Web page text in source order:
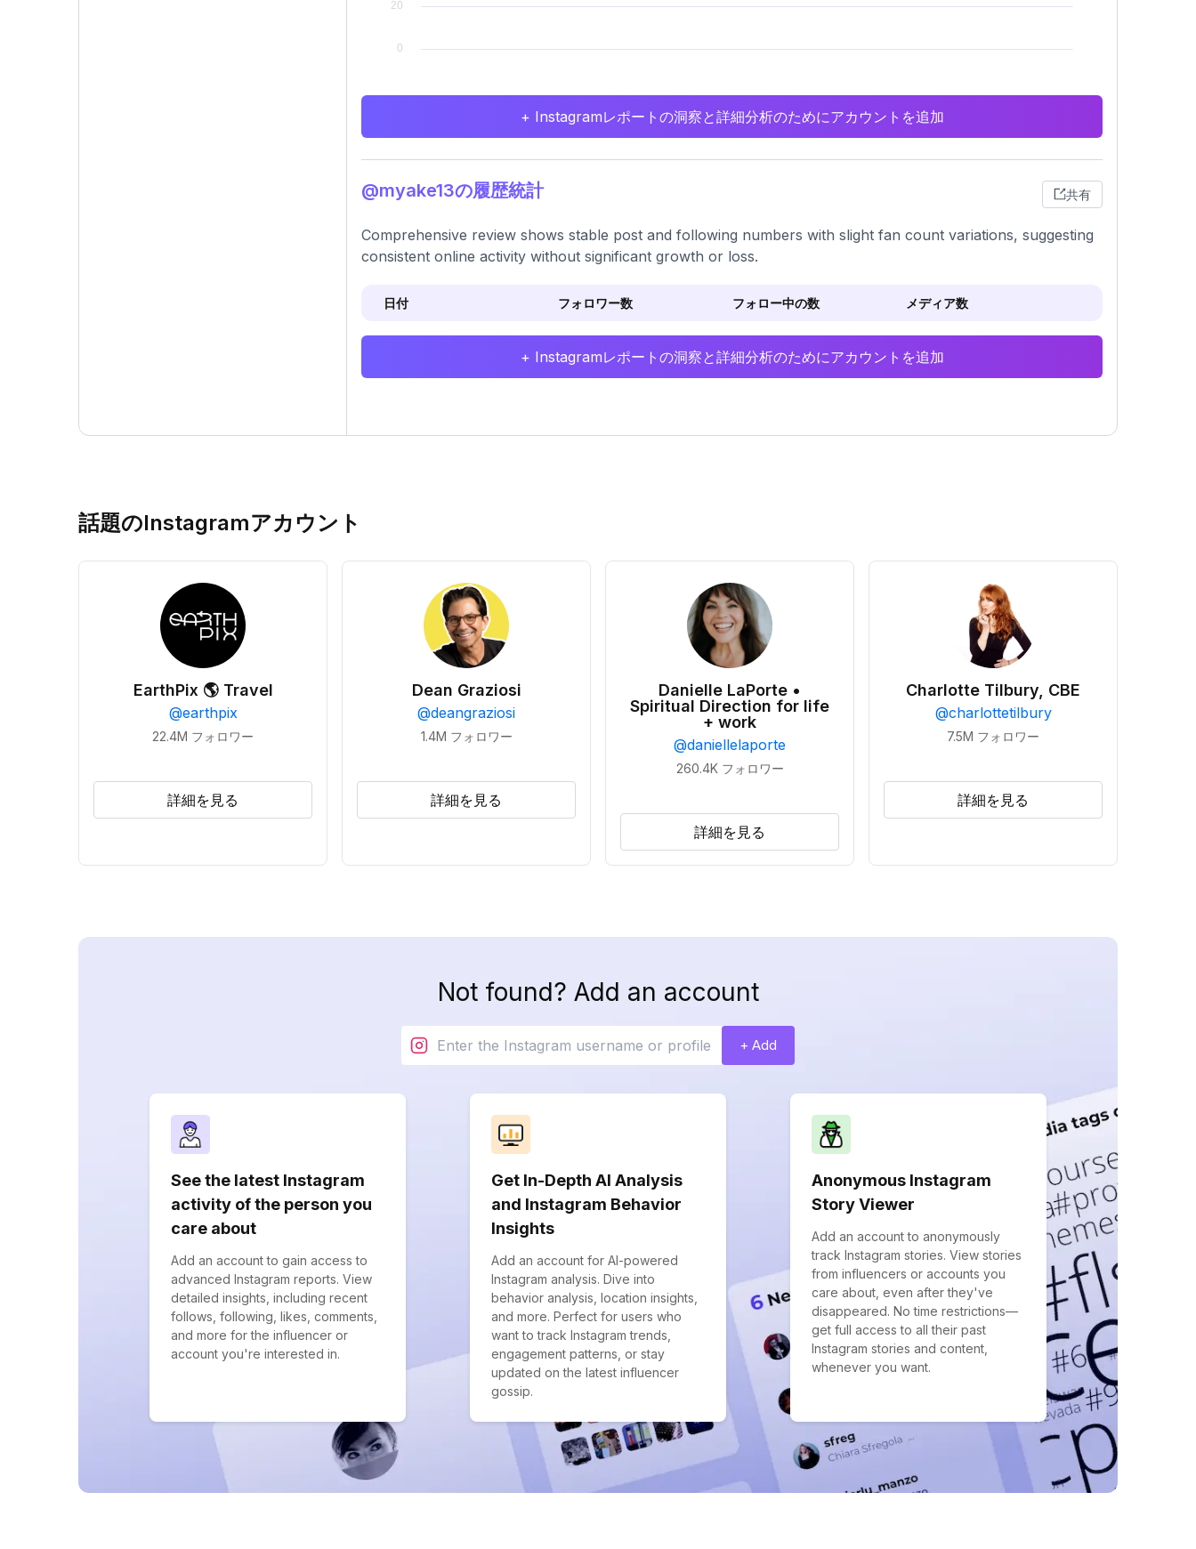
+ Instagramレポートの洞察と詳細分析のためにアカウントを追加
@myake13の履歴統計 共有
Comprehensive review shows stable post and following numbers with slight fan count variations, suggesting
consistent online activity without significant growth or loss.
日付 フォロワー数 フォロー中の数 メディア数
+ Instagramレポートの洞察と詳細分析のためにアカウントを追加
話題のInstagramアカウント
EarthPix 🌎 Travel
@earthpix
22.4M フォロワー
詳細を見る
Dean Graziosi
@deangraziosi
1.4M フォロワー
詳細を見る
Danielle LaPorte •
Spiritual Direction for life
+ work
@daniellelaporte
260.4K フォロワー
詳細を見る
Charlotte Tilbury, CBE
@charlottetilbury
7.5M フォロワー
詳細を見る
Not found? Add an account
+ Add
See the latest Instagram
activity of the person you
care about
Add an account to gain access to
advanced Instagram reports. View
detailed insights, including recent
follows, following, likes, comments,
and more for the influencer or
account you're interested in.
Get In-Depth AI Analysis
and Instagram Behavior
Insights
Add an account for AI-powered
Instagram analysis. Dive into
behavior analysis, location insights,
and more. Perfect for users who
want to track Instagram trends,
engagement patterns, or stay
updated on the latest influencer
gossip.
Anonymous Instagram
Story Viewer
Add an account to anonymously
track Instagram stories. View stories
from influencers or accounts you
care about, even after they've
disappeared. No time restrictions—
get full access to all their past
Instagram stories and content,
whenever you want.